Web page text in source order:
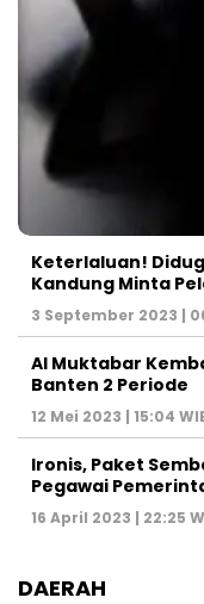
Keterlaluan!
Kandung Minta
3 September 2023 |
Al Muktabar
Banten 2 Periode
12 Mei 2023 | 15:04
Ironis, Paket
Pegawai
16 April 2023 | 22:25
DAERAH